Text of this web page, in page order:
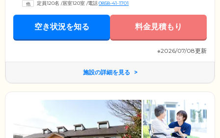
定員120名 /居室120室 /電話0858-41-1701
空き状況を知る 料金見積もり
※2026/07/08更新
施設の詳細を見る